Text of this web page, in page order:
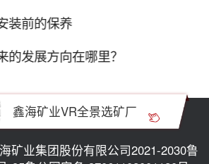
装前的保养
的发展方向在哪里？
鑫海矿业VR全景选矿厂
矿业集团股份有限公司2021-2030鲁